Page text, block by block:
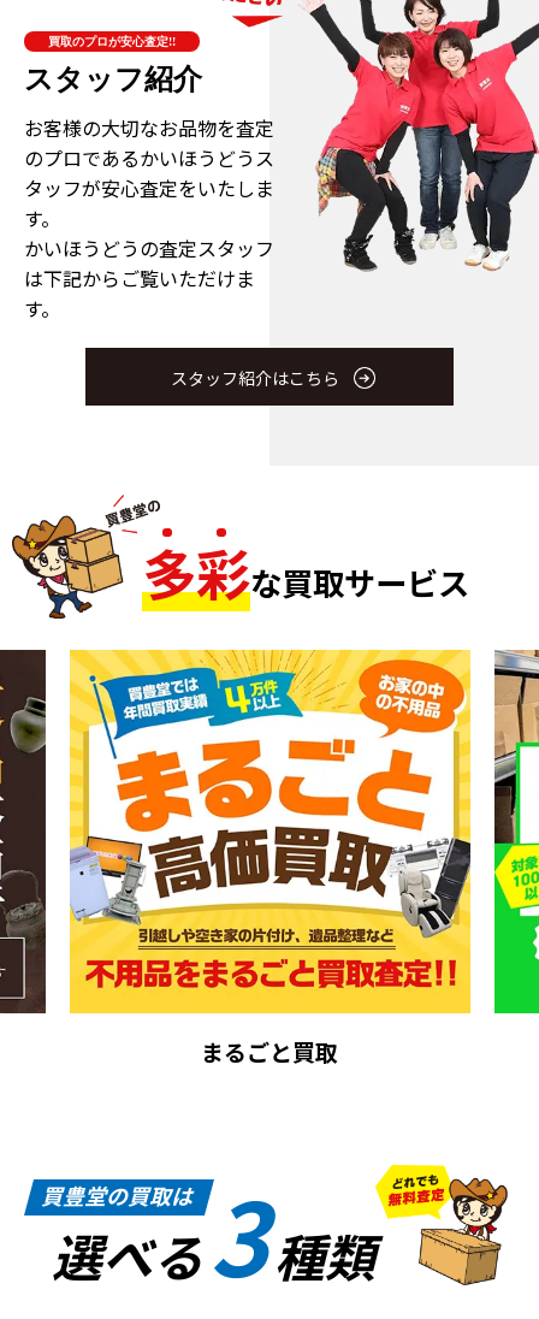
買取のプロが安心査定!!
スタッフ紹介
お客様の大切なお品物を査定
のプロであるかいほうどうス
タッフが安心査定をいたしま
す。
かいほうどうの査定スタッフ
は下記からご覧いただけま
す。
スタッフ紹介はこちら
多彩な買取サービス
まるごと買取
買豊堂の買取は
選べる3種類